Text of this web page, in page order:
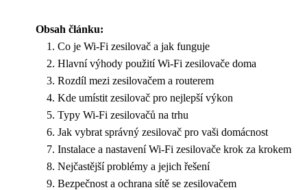
Obsah článku:
Co je Wi-Fi zesilovač a jak funguje
Hlavní výhody použití Wi-Fi zesilovače doma
Rozdíl mezi zesilovačem a routerem
Kde umístit zesilovač pro nejlepší výkon
Typy Wi-Fi zesilovačů na trhu
Jak vybrat správný zesilovač pro vaši domácnost
Instalace a nastavení Wi-Fi zesilovače krok za krokem
Nejčastější problémy a jejich řešení
Bezpečnost a ochrana sítě se zesilovačem